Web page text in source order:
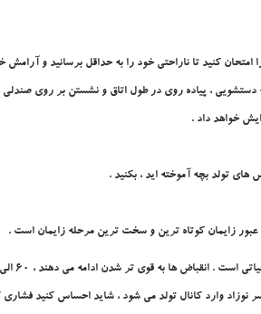
کنيد تا ناراحتي خود را به حداقل برسانيد و آرامش
، پياده روي در طول اتاق و نشستن بر روي
خواهد داد .
تولد بچه آموخته ايد ، بکنيد .
عبور زايمان کوتاه ترين و سخت ترين مرحله زايمان است .
، 60 الي 90 ثانيه مي مانند و تقريباً هيچ گونه وقفه اي بين آنها وجود ندارد .
متر افاسمان يافته است و سر نوزاد وارد کانال تولد مي شود ، شايد